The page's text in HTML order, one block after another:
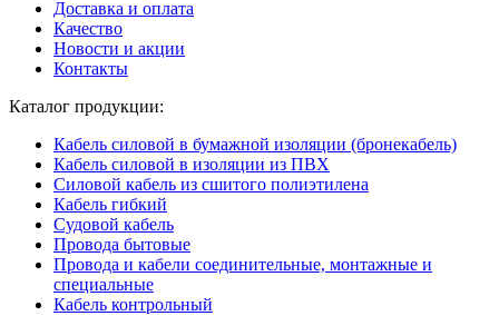
Доставка и оплата
Качество
Новости и акции
Контакты
Каталог продукции:
Кабель силовой в бумажной изоляции (бронекабель)
Кабель силовой в изоляции из ПВХ
Силовой кабель из сшитого полиэтилена
Кабель гибкий
Судовой кабель
Провода бытовые
Провода и кабели соединительные, монтажные и
специальные
Кабель контрольный